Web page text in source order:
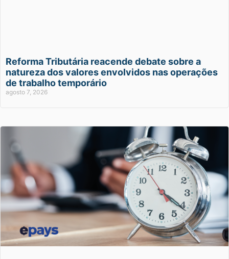
Reforma Tributária reacende debate sobre a
natureza dos valores envolvidos nas operações
de trabalho temporário
agosto 7, 2026